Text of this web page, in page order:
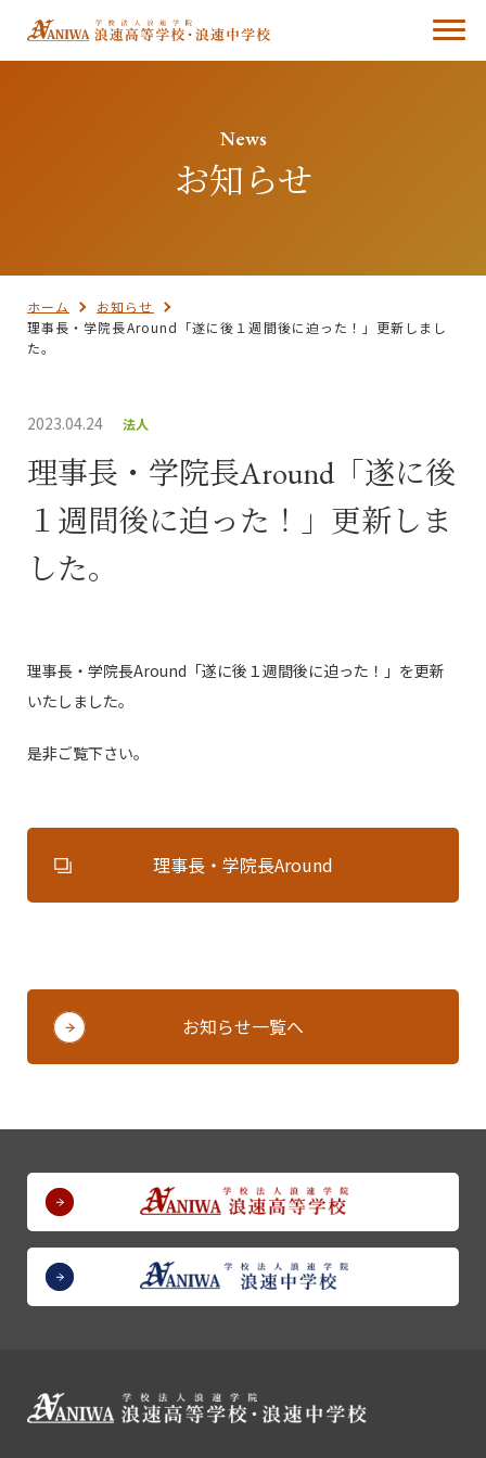
News
お知らせ
ホーム
お知らせ
理事長・学院長Around「遂に後１週間後に迫った！」更新しまし
た。
2023.04.24 法人
理事長・学院長Around「遂に後
１週間後に迫った！」更新しま
した。
理事長・学院長Around「遂に後１週間後に迫った！」を更新
いたしました。
是非ご覧下さい。
理事長・学院長Around
お知らせ一覧へ